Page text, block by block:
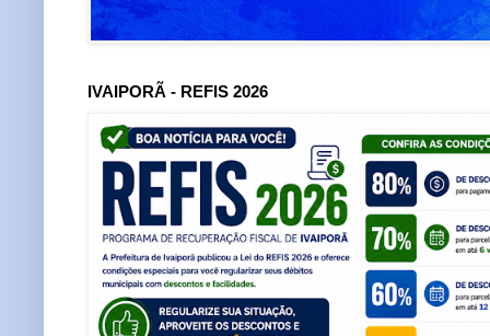
IVAIPORÃ - REFIS 2026